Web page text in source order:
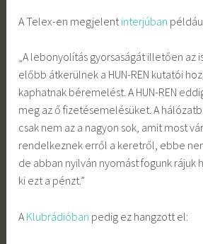
A Telex-en megjelent interjúban
„A lebonyolítás gyorsaságát illetően az
előbb átkerülnek a HUN-REN kutatói
kaphatnak béremelést. A HUN-REN
meg az ő fizetésemelésüket. A
csak nem az a nagyon sok, amit most
rendelkeznek erről a keretről, ebbe
de abban nyilván nyomást fogunk rájuk
ki ezt a pénzt.”
A Klubrádióban pedig ez hangzott el: